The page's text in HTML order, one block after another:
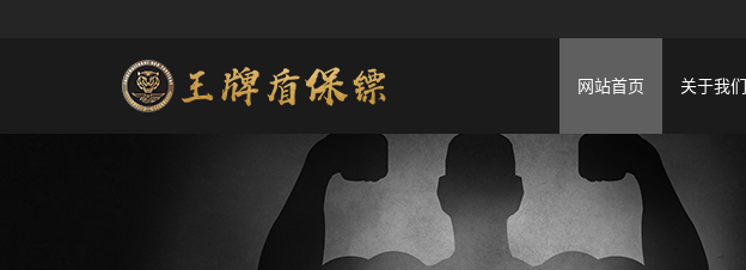
网站首页 关于我们